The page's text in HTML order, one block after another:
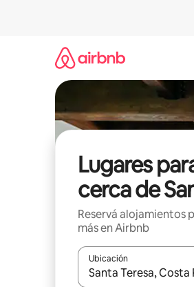
Lugares
cerca de
Reservá alojamientos
más en Airbnb
Ubicación
Cuando los resultados